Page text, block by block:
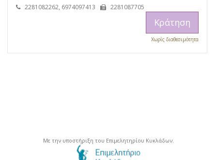
2281082262, 6974097413 2281087705
Κράτηση
Χωρίς διαθεσιμότητα
Με την υποστήριξη του Επιμελητηρίου Κυκλάδων.